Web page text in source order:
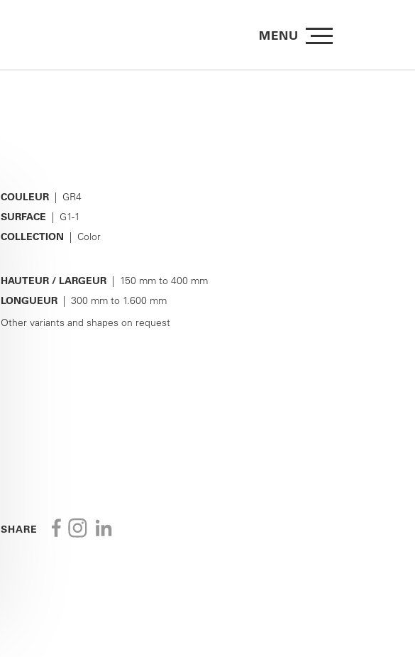
MENU
COULEUR | GR4
SURFACE | G1-1
COLLECTION | Color
HAUTEUR / LARGEUR | 150 mm to 400 mm
LONGUEUR | 300 mm to 1.600 mm
Other variants and shapes on request
SHARE